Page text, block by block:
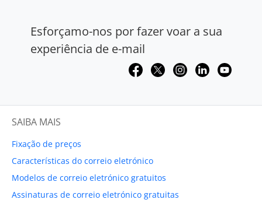
Esforçamo-nos por fazer voar a sua
experiência de e-mail
SAIBA MAIS
Fixação de preços
Características do correio eletrónico
Modelos de correio eletrónico gratuitos
Assinaturas de correio eletrónico gratuitas